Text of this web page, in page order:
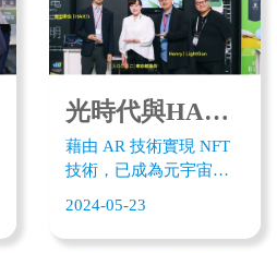
光時代與HARTi簽署MOU 共同佈局日本XR商用市場
藉由 AR 技術實現 NFT
技術，已成為元宇宙最
日前2024 SusHi Tech 日
2024-05-23